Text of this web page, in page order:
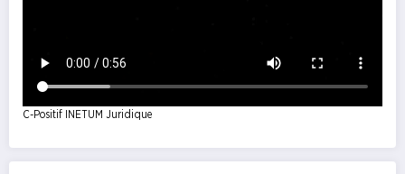
C-Positif INETUM Juridique